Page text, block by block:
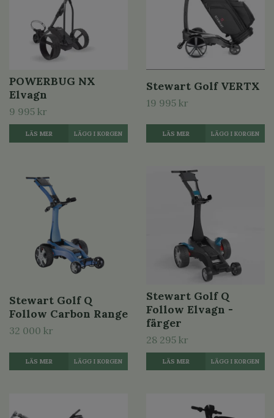
POWERBUG NX
Elvagn
9 995 kr
LÄS MER LÄGG I KORGEN
Stewart Golf VERTX
19 995 kr
LÄS MER LÄGG I KORGEN
Stewart Golf Q
Follow Carbon Range
32 000 kr
LÄS MER LÄGG I KORGEN
Stewart Golf Q
Follow Elvagn -
färger
28 295 kr
LÄS MER LÄGG I KORGEN